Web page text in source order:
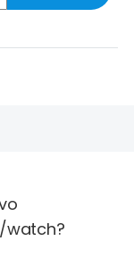
watch?